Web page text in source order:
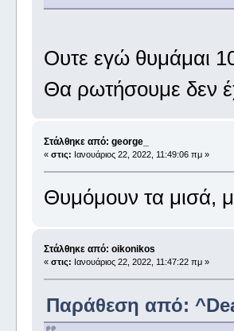
Ουτε εγώ θυμάμαι
Θα ρωτήσουμε δεν
Στάλθηκε από: george_
« στις: Ιανουάριος 22, 2022, 11:49:06 πμ »
Θυμόμουν τα μισά,
Στάλθηκε από: oikonikos
« στις: Ιανουάριος 22, 2022, 11:47:22 πμ »
Παράθεση από: